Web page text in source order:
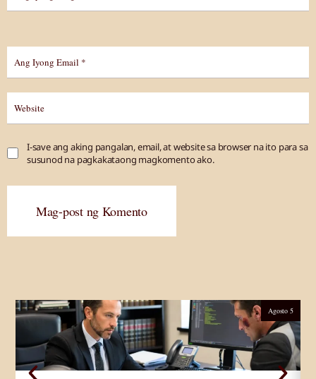
I-save ang aking pangalan, email, at website sa browser na ito para sa
susunod na pagkakataong magkomento ako.
Mag-post ng Komento
Agosto 5